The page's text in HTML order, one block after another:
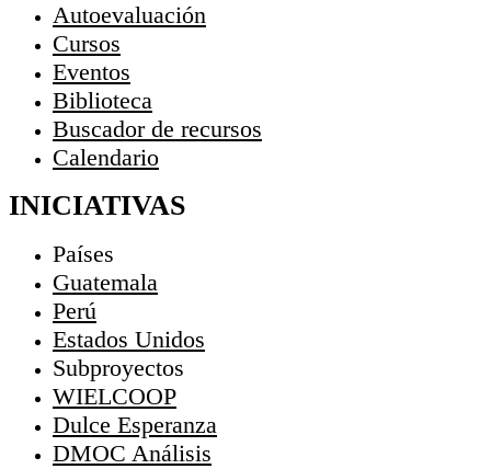
Autoevaluación
Cursos
Eventos
Biblioteca
Buscador de recursos
Calendario
INICIATIVAS
Países
Guatemala
Perú
Estados Unidos
Subproyectos
WIELCOOP
Dulce Esperanza
DMOC Análisis